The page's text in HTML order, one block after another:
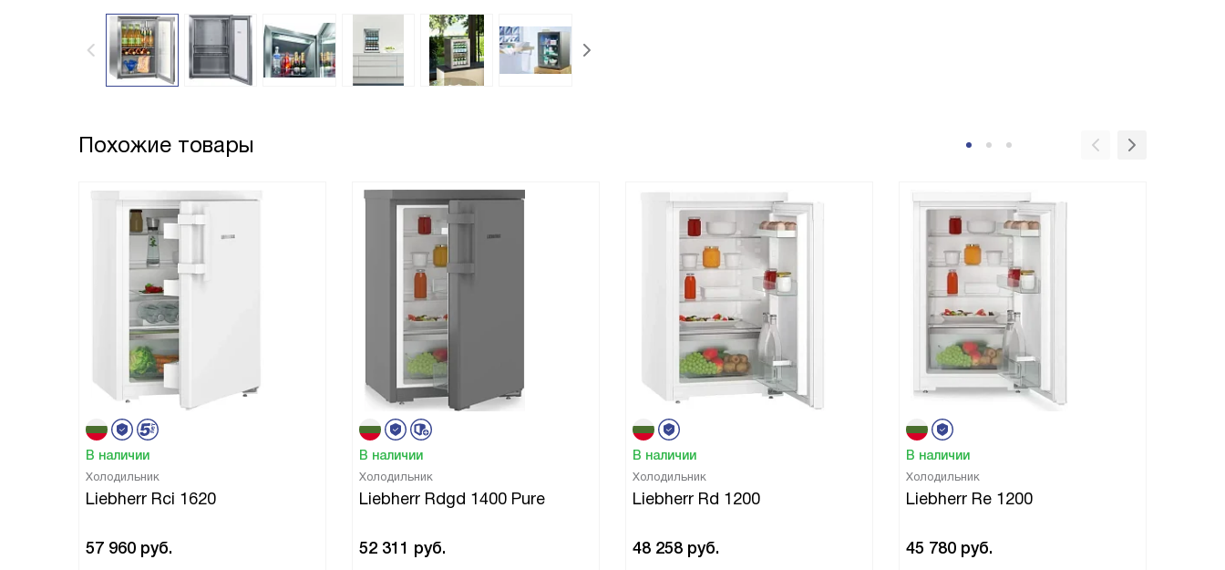
Похожие товары
В наличии
Холодильник
Liebherr Rci 1620
57 960 руб.
В наличии
Холодильник
Liebherr Rdgd 1400 Pure
52 311 руб.
В наличии
Холодильник
Liebherr Rd 1200
48 258 руб.
В наличии
Холодильник
Liebherr Re 1200
45 780 руб.